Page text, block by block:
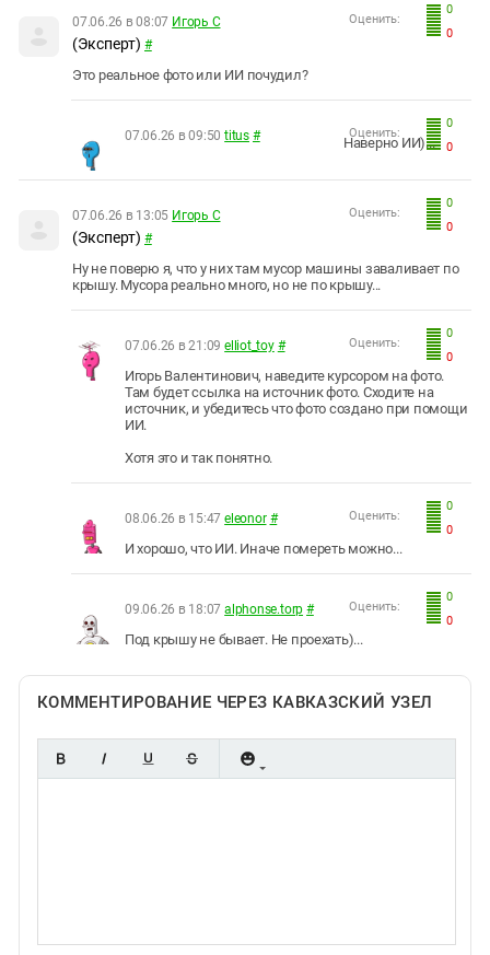
0
0
Оценить:
07.06.26 в 08:07 Игорь С
(Эксперт) #
Это реальное фото или ИИ почудил?
0
0
Оценить:
07.06.26 в 09:50 titus # Наверно ИИ)...
0
0
Оценить:
07.06.26 в 13:05 Игорь С
(Эксперт) #
Ну не поверю я, что у них там мусор машины заваливает по
крышу. Мусора реально много, но не по крышу...
0
0
Оценить:
07.06.26 в 21:09 elliot_toy #
Игорь Валентинович, наведите курсором на фото.
Там будет ссылка на источник фото. Сходите на
источник, и убедитесь что фото создано при помощи
ИИ.
Хотя это и так понятно.
0
0
Оценить:
08.06.26 в 15:47 eleonor #
И хорошо, что ИИ. Иначе помереть можно...
0
0
Оценить:
09.06.26 в 18:07 alphonse.torp #
Под крышу не бывает. Не проехать)...
КОММЕНТИРОВАНИЕ ЧЕРЕЗ КАВКАЗСКИЙ УЗЕЛ